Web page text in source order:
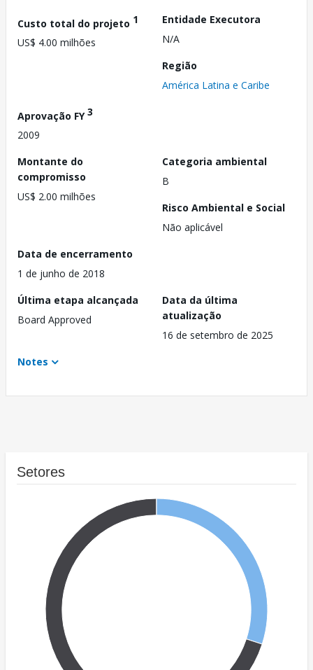
Custo total do projeto 1
US$ 4.00 milhões
Entidade Executora
N/A
Região
América Latina e Caribe
Aprovação FY3
2009
Montante do
compromisso
US$ 2.00 milhões
Categoria ambiental
B
Risco Ambiental e Social
Não aplicável
Data de encerramento
1 de junho de 2018
Última etapa alcançada
Board Approved
Data da última
atualização
16 de setembro de 2025
Notes
Setores